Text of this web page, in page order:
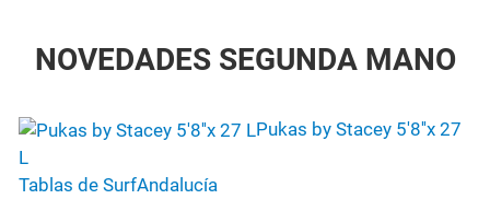
NOVEDADES SEGUNDA MANO
Pukas by Stacey 5'8''x 27
L
Tablas de SurfAndalucía